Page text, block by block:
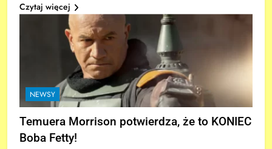
Czytaj więcej
NEWSY
Temuera Morrison potwierdza, że to KONIEC
Boba Fetty!